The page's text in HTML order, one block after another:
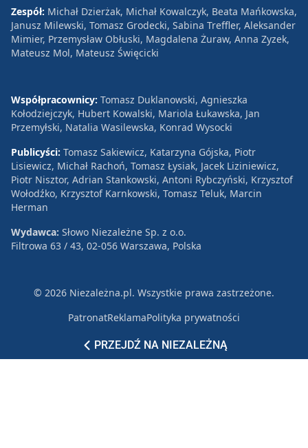
PRZEJDŹ NA NIEZALEŻNĄ
Zespół: Michał Dzierżak, Michał Kowalczyk, Beata Mańkowska,
Janusz Milewski, Tomasz Grodecki, Sabina Treffler, Aleksander
Mimier, Przemysław Obłuski, Magdalena Żuraw, Anna Zyzek,
Mateusz Mol, Mateusz Święcicki
Współpracownicy: Tomasz Duklanowski, Agnieszka
Kołodziejczyk, Hubert Kowalski, Mariola Łukawska, Jan
Przemyłski, Natalia Wasilewska, Konrad Wysocki
Publicyści: Tomasz Sakiewicz, Katarzyna Gójska, Piotr
Lisiewicz, Michał Rachoń, Tomasz Łysiak, Jacek Liziniewicz,
Piotr Nisztor, Adrian Stankowski, Antoni Rybczyński, Krzysztof
Wołodźko, Krzysztof Karnkowski, Tomasz Teluk, Marcin
Herman
Wydawca: Słowo Niezależne Sp. z o.o.
Filtrowa 63 / 43, 02-056 Warszawa, Polska
© 2026 Niezależna.pl. Wszystkie prawa zastrzeżone.
PatronatReklamaPolityka prywatności